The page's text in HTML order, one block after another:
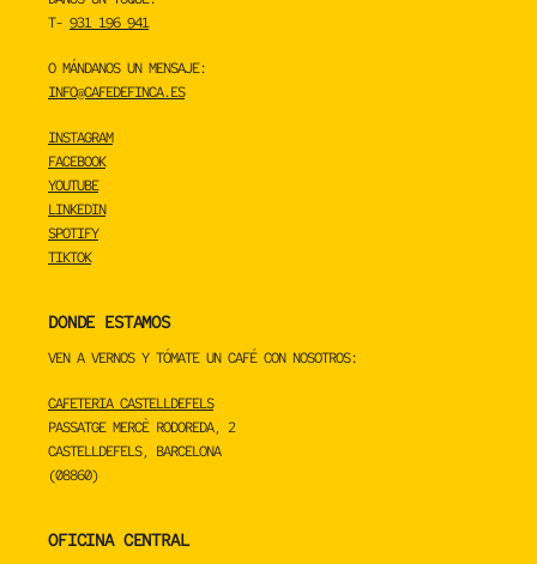
T- 931 196 941
O MÁNDANOS UN MENSAJE:
INFO@CAFEDEFINCA.ES
INSTAGRAM
FACEBOOK
YOUTUBE
LINKEDIN
SPOTIFY
TIKTOK
DONDE ESTAMOS
VEN A VERNOS Y TÓMATE UN CAFÉ CON NOSOTROS:
CAFETERIA CASTELLDEFELS
PASSATGE MERCÈ RODOREDA, 2
CASTELLDEFELS, BARCELONA
(08860)
OFICINA CENTRAL